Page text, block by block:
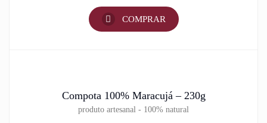
COMPRAR
Compota 100% Maracujá – 230g
produto artesanal - 100% natural